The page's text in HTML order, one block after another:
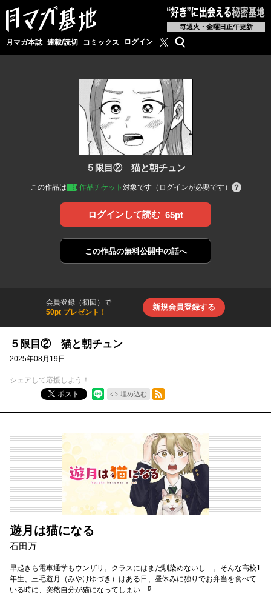
毎週火・金曜日正午更新
月マガ本誌 連載/読切 コミックス ログイン 月マガ基地公式X
検索
５限目② 猫と朝チュン
この作品は 作品チケット 対象です（ログインが必要です）
ログインして読む 65pt
この作品の無料公開中の話へ
会員登録（初回）で
50pt プレゼント！
新規会員登録する
５限目② 猫と朝チュン
2025年08月19日
シェアして応援しよう！
ポスト
埋め込む
RSSフィード
遊月は猫になる
石田万
早起きも電車通学もウンザリ。クラスにはまだ馴染めないし…。そんな高校1
年生、三毛遊月（みやけゆづき）はある日、昼休みに独りでお弁当を食べて
いる時に、突然自分が猫になってしまい…⁉︎